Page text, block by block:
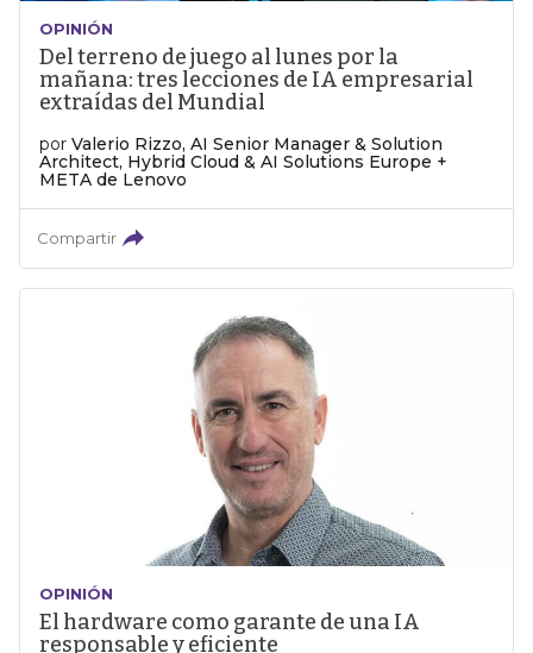
OPINIÓN
Del terreno de juego al lunes por la
mañana: tres lecciones de IA empresarial
extraídas del Mundial
por Valerio Rizzo, AI Senior Manager & Solution
Architect, Hybrid Cloud & AI Solutions Europe +
META de Lenovo
Compartir
OPINIÓN
El hardware como garante de una IA
responsable y eficiente